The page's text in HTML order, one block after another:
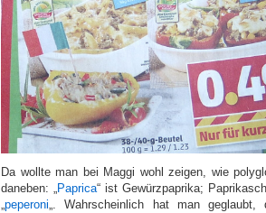
Da wollte man bei Maggi wohl zeigen, wie
daneben: „Paprica“ ist Gewürzpaprika;
„peperoni„. Wahrscheinlich hat man geglaubt,